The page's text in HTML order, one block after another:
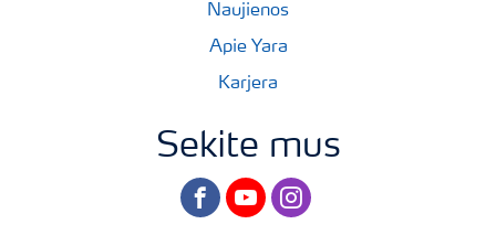
Naujienos
Apie Yara
Karjera
Sekite mus
facebookyoutubeinstagram